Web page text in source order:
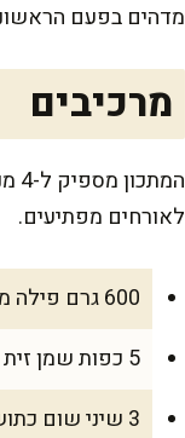
מדהים בפעם
מרכיבים
לאורחים מפתיעים.
600 גרם פילה מרלוזה טרי או קפוא, מופשר
5 כפות שמן זית איכותי
3 שיני שום כתושות